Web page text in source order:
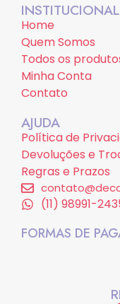
INSTITUCIONAL
Home
Quem Somos
Todos os
Minha Conta
Contato
AJUDA
Política de
Devoluções e
Regras e Prazos
(11) 98991-
FORMAS DE